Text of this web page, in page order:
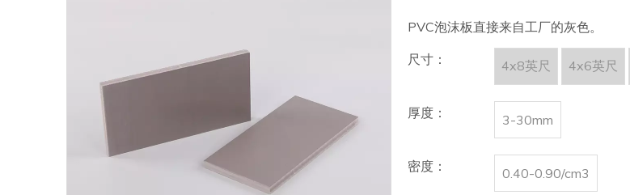
PVC泡沫板直接来自工厂的灰色。
尺寸：
4x8英尺 4x6英尺
厚度： 3-30mm
密度： 0.40-0.90/cm3